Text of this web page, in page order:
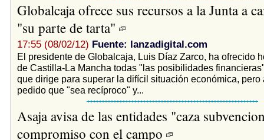
Globalcaja ofrece sus recursos a la Junta a
"su parte de tarta"
17:55 (08/02/12) Fuente: lanzadigital.com
El presidente de Globalcaja, Luis Díaz Zarco, ha ofrecido
de Castilla-La Mancha todas "las posibilidades
que dirige para superar la difícil situación económica, pero
pedido que "sea recíproco" y...
Asaja avisa de las entidades "caza
compromiso con el campo